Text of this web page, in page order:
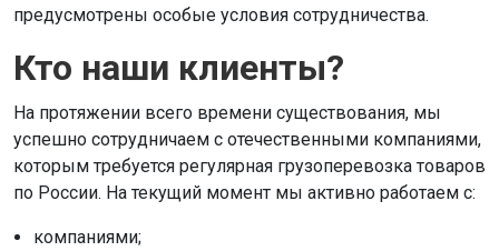
предусмотрены особые условия сотрудничества.
Кто наши клиенты?
На протяжении всего времени существования, мы
успешно сотрудничаем с отечественными компаниями,
которым требуется регулярная грузоперевозка товаров
по России. На текущий момент мы активно работаем с:
компаниями;